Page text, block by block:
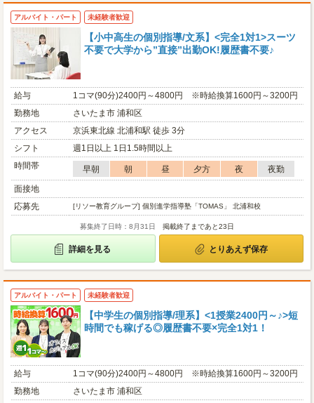
アルバイト・パート 未経験者歓迎
【小中高生の個別指導/文系】<完全1対1>スーツ
不要で大学から”直接”出勤OK!履歴書不要♪
給与
1コマ(90分)2400円～4800円 ※時給換算1600円～3200円
勤務地
さいたま市 浦和区
アクセス
京浜東北線 北浦和駅 徒歩 3分
シフト
週1日以上 1日1.5時間以上
時間帯
早朝 朝 昼 夕方 夜
夜勤
面接地
応募先
[リソー教育グループ] 個別進学指導塾「TOMAS」 北浦和校
募集終了日時：8月31日 掲載終了まであと23日
詳細を見る とりあえず保存
アルバイト・パート 未経験者歓迎
【中学生の個別指導/理系】<1授業2400円～♪>短
時間でも稼げる◎履歴書不要×完全1対1！
給与
1コマ(90分)2400円～4800円 ※時給換算1600円～3200円
勤務地
さいたま市 浦和区